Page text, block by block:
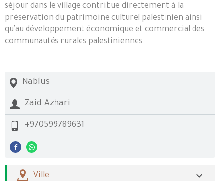
séjour dans le village contribue directement à la
préservation du patrimoine culturel palestinien ainsi
qu'au développement économique et commercial des
communautés rurales palestiniennes.
Nablus
Zaid Azhari
+970599789631
Ville